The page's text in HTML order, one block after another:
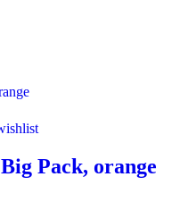
Pack, orange